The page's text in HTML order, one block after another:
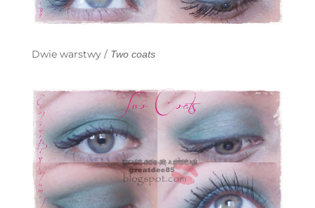
Dwie warstwy / Two coats